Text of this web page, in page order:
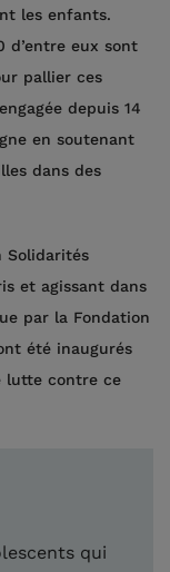
les enfants.
d’entre eux sont
pallier ces
depuis 14
en soutenant
dans des
Solidarités
et agissant dans
par la Fondation
été inaugurés
lutte contre ce
qui